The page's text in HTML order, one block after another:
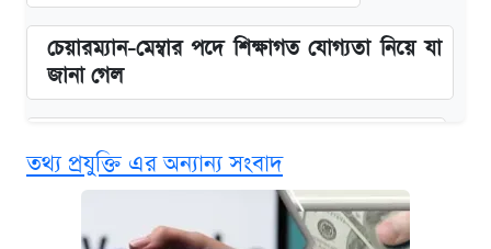
চেয়ারম্যান-মেম্বার পদে শিক্ষাগত যোগ্যতা নিয়ে যা
জানা গেল
বিনামূল্যে এআই প্রশিক্ষণ, মিলবে দৈনিক ২০০ টাকা
ভাতা
তথ্য প্রযুক্তি এর অন্যান্য সংবাদ